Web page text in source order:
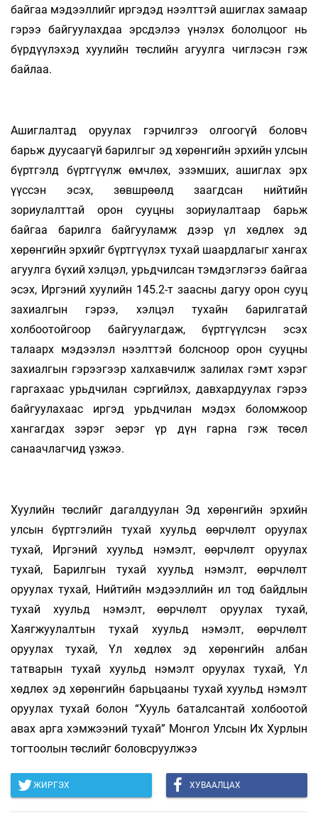
байгаа мэдээллийг иргэдэд нээлттэй ашиглах замаар
гэрээ байгуулахдаа эрсдэлээ үнэлэх бололцоог нь
бүрдүүлэхэд хуулийн төслийн агуулга чиглэсэн гэж
байлаа.
Ашиглалтад оруулах гэрчилгээ олгоогүй боловч
барьж дуусаагүй барилгыг эд хөрөнгийн эрхийн улсын
бүртгэлд бүртгүүлж өмчлөх, эзэмших, ашиглах эрх
үүссэн эсэх, зөвшрөөлд заагдсан нийтийн
зориулалттай орон сууцны зориулалтаар барьж
байгаа барилга байгууламж дээр үл хөдлөх эд
хөрөнгийн эрхийг бүртгүүлэх тухай шаардлагыг хангах
агуулга бүхий хэлцэл, урьдчилсан тэмдэглэгээ байгаа
эсэх, Иргэний хуулийн 145.2-т заасны дагуу орон сууц
захиалгын гэрээ, хэлцэл тухайн барилгатай
холбоотойгоор байгуулагдаж, бүртгүүлсэн эсэх
талаарх мэдээлэл нээлттэй болсноор орон сууцны
захиалгын гэрээгээр халхавчилж залилах гэмт хэрэг
гаргахаас урьдчилан сэргийлэх, давхардуулах гэрээ
байгуулахаас иргэд урьдчилан мэдэх боломжоор
хангагдах зэрэг эерэг үр дүн гарна гэж төсөл
санаачлагчид үзжээ.
Хуулийн төслийг дагалдуулан Эд хөрөнгийн эрхийн
улсын бүртгэлийн тухай хуульд өөрчлөлт оруулах
тухай, Иргэний хуульд нэмэлт, өөрчлөлт оруулах
тухай, Барилгын тухай хуульд нэмэлт, өөрчлөлт
оруулах тухай, Нийтийн мэдээллийн ил тод байдлын
тухай хуульд нэмэлт, өөрчлөлт оруулах тухай,
Хаягжуулалтын тухай хуульд нэмэлт, өөрчлөлт
оруулах тухай, Үл хөдлөх эд хөрөнгийн албан
татварын тухай хуульд нэмэлт оруулах тухай, Үл
хөдлөх эд хөрөнгийн барьцааны тухай хуульд нэмэлт
оруулах тухай болон “Хууль баталсантай холбоотой
авах арга хэмжээний тухай” Монгол Улсын Их Хурлын
тогтоолын төслийг боловсруулжээ
ЖИРГЭХ ХУВААЛЦАХ